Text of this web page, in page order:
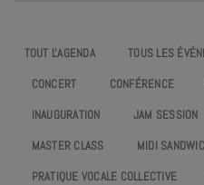
TOUT L'AGENDA TOUS LES
CONCERT
CONFÉRENCE
INAUGURATION
JAM SESSION
MASTER CLASS
MIDI
PRATIQUE VOCALE COLLECTIVE